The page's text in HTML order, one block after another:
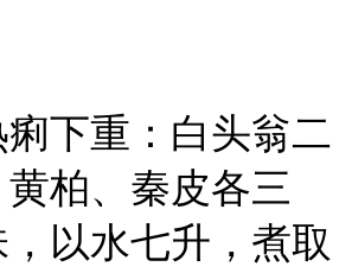
重：白头翁二
柏、秦皮各三
以水七升，煮取